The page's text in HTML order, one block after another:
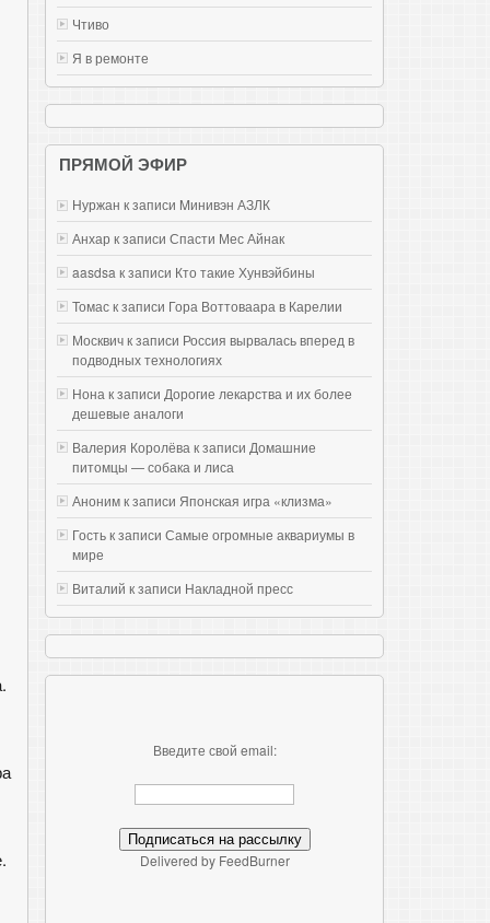
Чтиво
Я в ремонте
ПРЯМОЙ ЭФИР
Нуржан к записи Mинивэн АЗЛК
Анхар к записи Спасти Мес Айнак
aasdsa к записи Кто такие Хунвэйбины
Томас к записи Гора Воттоваара в Карелии
Москвич к записи Россия вырвалась вперед в
подводных технологиях
Нона к записи Дорогие лекарства и их более
дешевые аналоги
Валерия Королёва к записи Домашние
питомцы — собака и лиса
Аноним к записи Японская игра «клизма»
Гость к записи Самые огромные аквариумы в
мире
Виталий к записи Накладной пресс
Введите свой email:
Delivered by FeedBurner